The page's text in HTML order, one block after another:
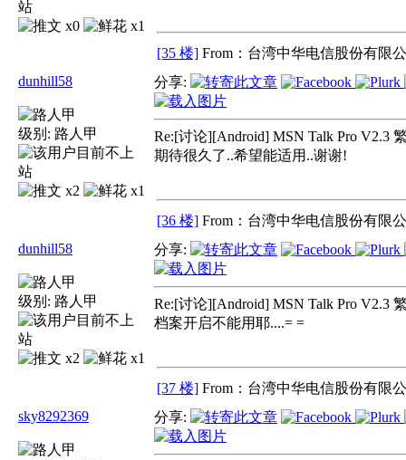
x0
x1
[35 楼] From：台湾中华电信股份有限
dunhill58
级别: 路人甲
x2 x1
分享:
Re:[讨论][Android] MSN Talk Pro V2.3
期待很久了..希望能适用..谢谢!
[36 楼] From：台湾中华电信股份有限
dunhill58
级别: 路人甲
x2 x1
分享:
Re:[讨论][Android] MSN Talk Pro V2.3
档案开启不能用耶....= =
[37 楼] From：台湾中华电信股份有限
sky8292369
分享: